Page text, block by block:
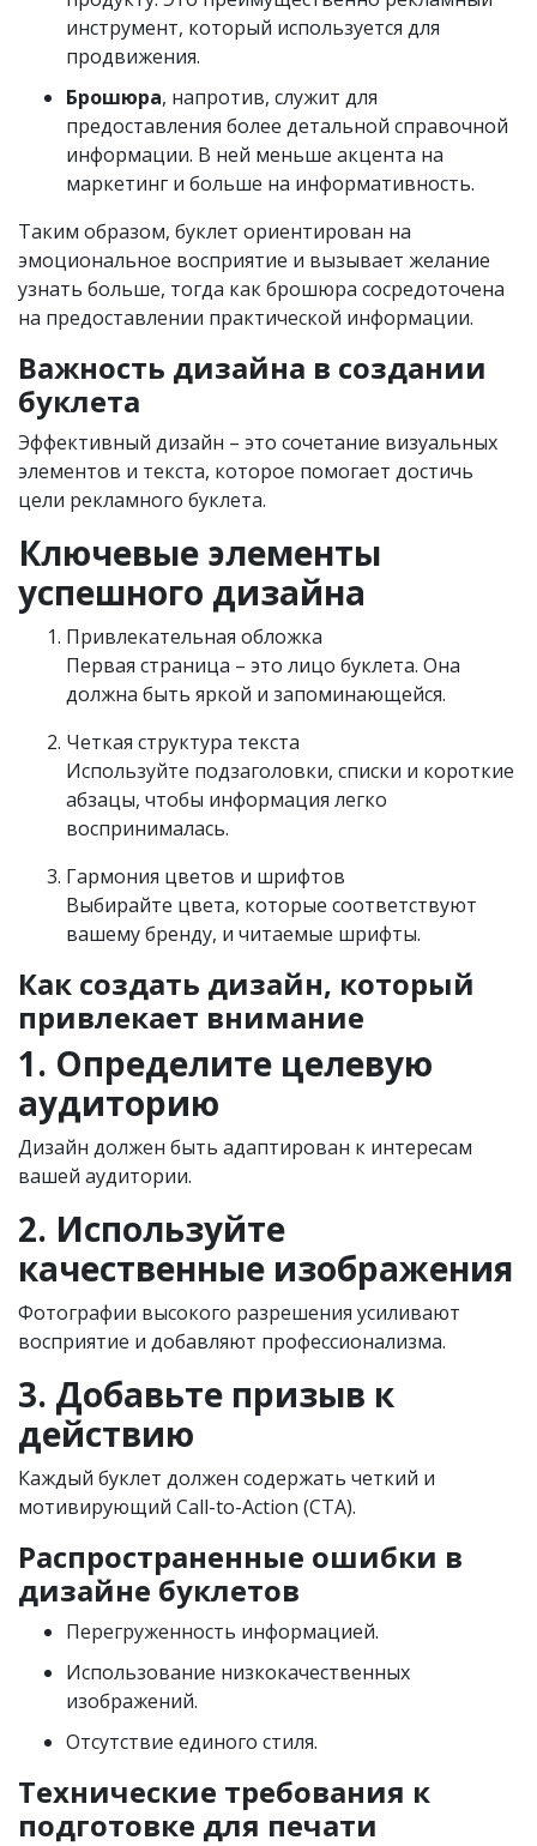
инструмент, который используется для
продвижения.
Брошюра, напротив, служит для
предоставления более детальной справочной
информации. В ней меньше акцента на
маркетинг и больше на информативность.
Таким образом, буклет ориентирован на
эмоциональное восприятие и вызывает желание
узнать больше, тогда как брошюра сосредоточена
на предоставлении практической информации.
Важность дизайна в создании
буклета
Эффективный дизайн – это сочетание визуальных
элементов и текста, которое помогает достичь
цели рекламного буклета.
Ключевые элементы
успешного дизайна
Привлекательная обложка
Первая страница – это лицо буклета. Она
должна быть яркой и запоминающейся.
Четкая структура текста
Используйте подзаголовки, списки и короткие
абзацы, чтобы информация легко
воспринималась.
Гармония цветов и шрифтов
Выбирайте цвета, которые соответствуют
вашему бренду, и читаемые шрифты.
Как создать дизайн, который
привлекает внимание
1. Определите целевую
аудиторию
Дизайн должен быть адаптирован к интересам
вашей аудитории.
2. Используйте
качественные изображения
Фотографии высокого разрешения усиливают
восприятие и добавляют профессионализма.
3. Добавьте призыв к
действию
Каждый буклет должен содержать четкий и
мотивирующий Call-to-Action (CTA).
Распространенные ошибки в
дизайне буклетов
Перегруженность информацией.
Использование низкокачественных
изображений.
Отсутствие единого стиля.
Технические требования к
подготовке для печати